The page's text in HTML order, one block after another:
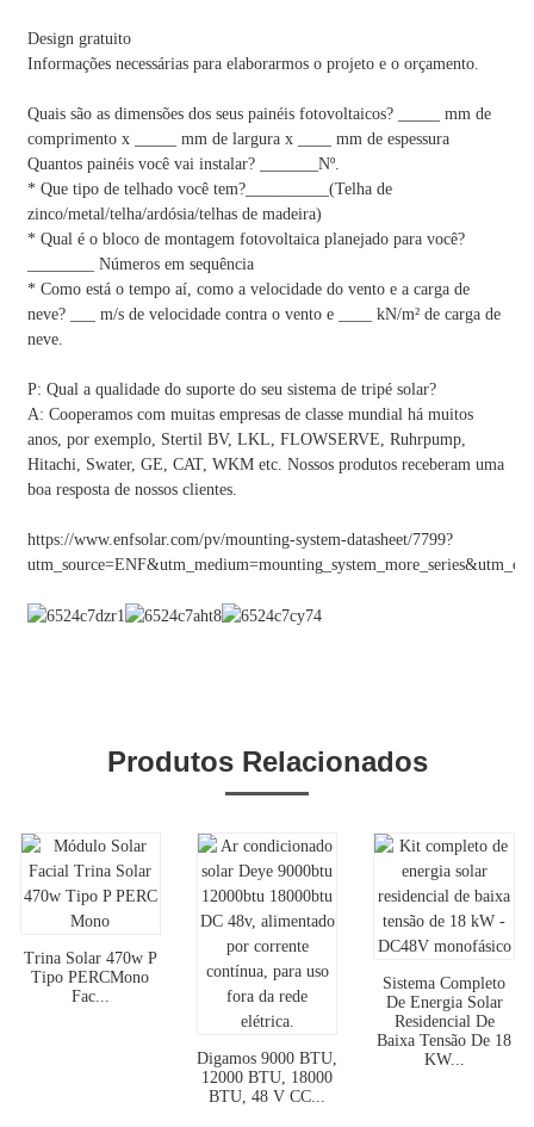
Design gratuito
Informações necessárias para elaborarmos o projeto e o orçamento.
Quais são as dimensões dos seus painéis fotovoltaicos? _____ mm de
comprimento x _____ mm de largura x ____ mm de espessura
Quantos painéis você vai instalar? _______Nº.
* Que tipo de telhado você tem?__________(Telha de
zinco/metal/telha/ardósia/telhas de madeira)
* Qual é o bloco de montagem fotovoltaica planejado para você?
________ Números em sequência
* Como está o tempo aí, como a velocidade do vento e a carga de
neve? ___ m/s de velocidade contra o vento e ____ kN/m² de carga de
neve.
P: Qual a qualidade do suporte do seu sistema de tripé solar?
A: Cooperamos com muitas empresas de classe mundial há muitos
anos, por exemplo, Stertil BV, LKL, FLOWSERVE, Ruhrpump,
Hitachi, Swater, GE, CAT, WKM etc. Nossos produtos receberam uma
boa resposta de nossos clientes.
https://www.enfsolar.com/pv/mounting-system-datasheet/7799?
Produtos Relacionados
Trina Solar 470w P
Tipo PERCMono
Fac...
Digamos 9000 BTU,
12000 BTU, 18000
BTU, 48 V CC...
Sistema Completo
De Energia Solar
Residencial De
Baixa Tensão De 18
KW...